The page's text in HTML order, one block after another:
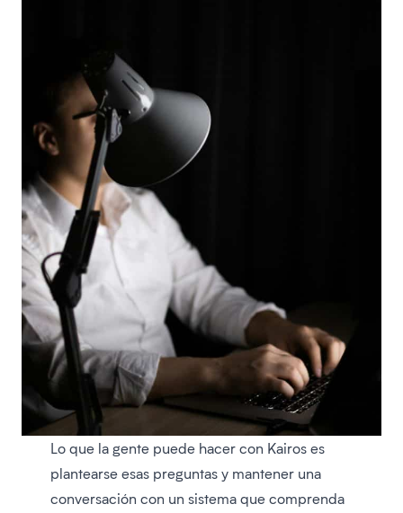
Lo que la gente puede hacer con Kairos es
plantearse esas preguntas y mantener una
conversación con un sistema que comprenda